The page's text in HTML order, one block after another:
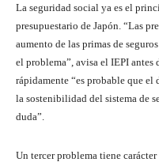
La seguridad social ya es el
presupuestario de Japón. “Las
aumento de las primas de
el problema”, avisa el IEPI antes
rápidamente “es probable que
la sostenibilidad del sistema de
duda”.
Un tercer problema tiene